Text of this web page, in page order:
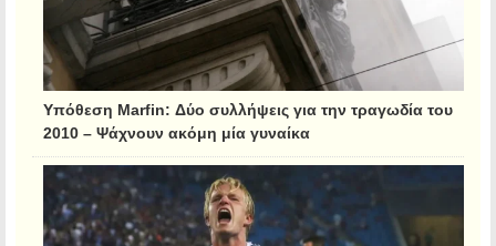
Υπόθεση Marfin: Δύο συλλήψεις για την τραγωδία του
2010 – Ψάχνουν ακόμη μία γυναίκα